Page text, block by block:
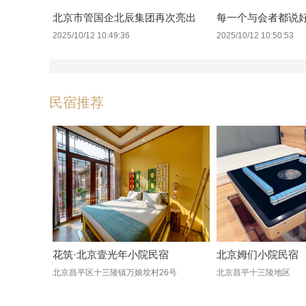
北京市管国企北辰集团再次亮出
2025/10/12 10:49:36
每一个与会者都说
2025/10/12 10:50:53
民宿推荐
花筑·北京壹光年小院民宿
北京昌平区十三陵镇万娘坟村26号
北京姆们小院民宿
北京昌平十三陵地区